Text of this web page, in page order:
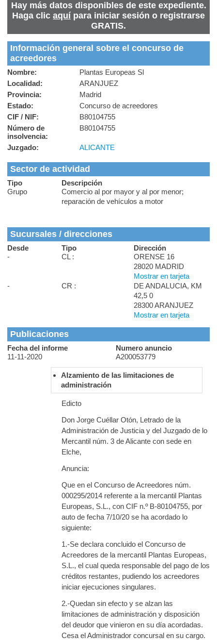
Hay más datos disponibles de este expediente.
Haga clic aquí para iniciar sesión o registrarse
GRATIS.
Información general sobre el concurso de
acreedores
Nombre:
Plantas Europeas Sl
Localidad:
ARANJUEZ
Provincia:
Madrid
Estado:
Concurso de acreedores
CIF / NIF:
B80104755
Número de
insolvencia:
B80104755
Juzgado: ALICANTE
Sector de actividad
Tipo
Descripción
Grupo
Comercio al por mayor y al por menor;
reparación de vehículos a motor
Sucursales / direcciones
Desde Tipo
Dirección
-
CL :
ORENSE 16
28020 MADRID
Mostrar en tarjeta
-
CR :
DE ANDALUCIA, KM
42,5 0
28300 ARANJUEZ
Mostrar en tarjeta
Publicaciones
Fecha del informe
Numero anuncio
11-11-2020
A200053779
Alzamiento de las limitaciones de
administración
Edicto
Don Jorge Cuéllar Otón, Letrado de la
Administración de Justicia y del Juzgado de lo
Mercantil núm. 3 de Alicante con sede en
Elche,
Anuncia:
Que en el Concurso de Acreedores núm.
000295/2014 referente a la mercantil Plantas
Europeas, S.L., con CIF n.º B-80104755, por
auto de fecha 7/10/20 se ha acordado lo
siguiente:
1.-Se declara concluido el Concurso de
Acreedores de la mercantil Plantas Europeas,
S.L., el cual queda responsable del pago de los
créditos restantes, pudiendo los acreedores
iniciar ejecuciones singulares.
2.-Quedan sin efecto y se alzan las
limitaciones de administración y disposición
del deudor que vinieron en su día acordadas.
Cesa el Administrador concursal en su cargo.